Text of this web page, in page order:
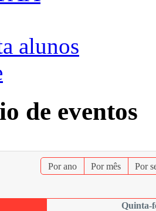
de eventos
Por ano Por mês Por
Quinta-